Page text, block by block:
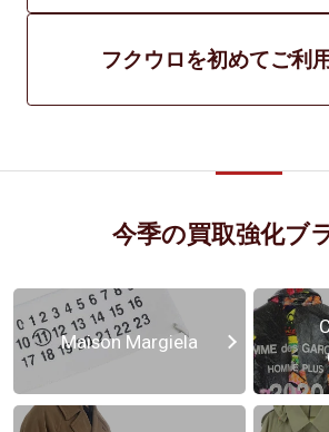
フクウロを初めてご利
今季の買取強化ブ
Maison Margiela